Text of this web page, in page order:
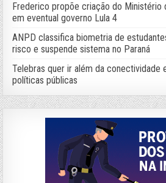
Frederico propõe criação do Ministério
em eventual governo Lula 4
ANPD classifica biometria de
risco e suspende sistema no Paraná
Telebras quer ir além da conectividade
políticas públicas